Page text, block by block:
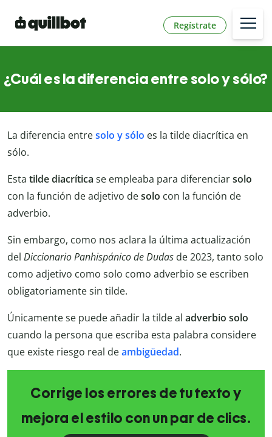
Regístrate
¿Cuál es la diferencia entre solo y sólo?
La diferencia entresolo y sólo es la tilde diacrítica en
sólo.
Esta tilde diacrítica se empleaba para diferenciarsolo
con la función de adjetivo desolo con la función de
adverbio.
Sin embargo, como nos aclara la última actualización
del Diccionario Panhispánico de Dudas de 2023, tanto solo
como adjetivo como solo como adverbio se escriben
obligatoriamente sin tilde.
Únicamente se puede añadir la tilde al adverbio solo
cuando la persona que escriba esta palabra considere
que existe riesgo real deambigüedad.
Corrige los errores de tu texto y
mejora el estilo con un par de clics.